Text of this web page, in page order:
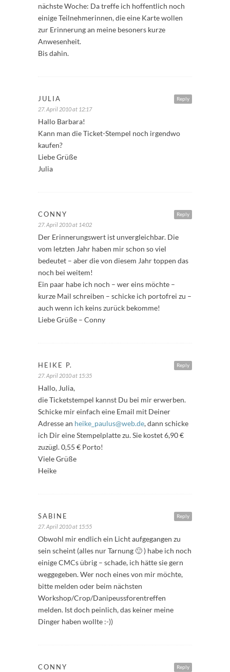
nächste Woche: Da treffe ich hoffentlich noch
einige Teilnehmerinnen, die eine Karte wollen
zur Erinnerung an meine besoners kurze
Anwesenheit.
Bis dahin.
Reply
JULIA
27. April 2010 at 12:17
Hallo Barbara!
Kann man die Ticket-Stempel noch irgendwo
kaufen?
Liebe Grüße
Julia
Reply
CONNY
27. April 2010 at 14:02
Der Erinnerungswert ist unvergleichbar. Die
vom letzten Jahr haben mir schon so viel
bedeutet – aber die von diesem Jahr toppen das
noch bei weitem!
Ein paar habe ich noch – wer eins möchte –
kurze Mail schreiben – schicke ich portofrei zu –
auch wenn ich keins zurück bekomme!
Liebe Grüße – Conny
Reply
HEIKE P.
27. April 2010 at 15:35
Hallo, Julia,
die Ticketstempel kannst Du bei mir erwerben.
Schicke mir einfach eine Email mit Deiner
Adresse an heike_paulus@web.de, dann schicke
ich Dir eine Stempelplatte zu. Sie kostet 6,90 €
zuzügl. 0,55 € Porto!
Viele Grüße
Heike
Reply
SABINE
27. April 2010 at 15:55
Obwohl mir endlich ein Licht aufgegangen zu
sein scheint (alles nur Tarnung 🙂 ) habe ich noch
einige CMCs übrig – schade, ich hätte sie gern
weggegeben. Wer noch eines von mir möchte,
bitte melden oder beim nächsten
Workshop/Crop/Danipeussforentreffen
melden. Ist doch peinlich, das keiner meine
Dinger haben wollte :-))
Reply
CONNY